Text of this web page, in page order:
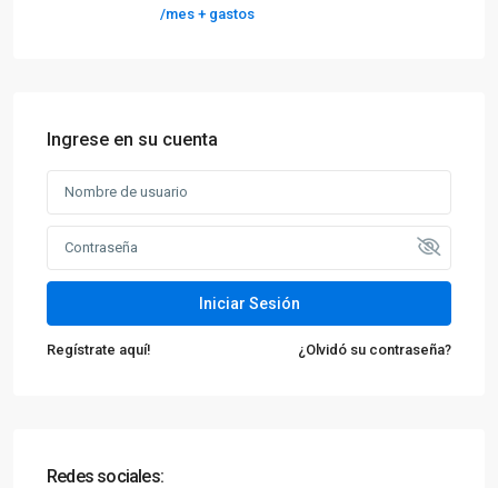
/mes + gastos
Ingrese en su cuenta
Iniciar Sesión
Regístrate aquí! ¿Olvidó su contraseña?
Redes sociales: